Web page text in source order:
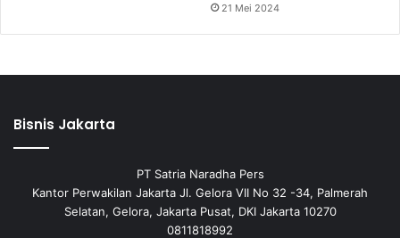
21 Mei 2024
Bisnis Jakarta
PT Satria Naradha Pers
Kantor Perwakilan Jakarta Jl. Gelora VII No 32 -34, Palmerah
Selatan, Gelora, Jakarta Pusat, DKI Jakarta 10270
0811818992